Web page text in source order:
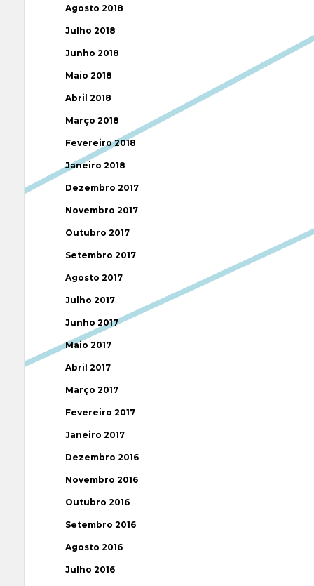
Agosto 2018
Julho 2018
Junho 2018
Maio 2018
Abril 2018
Março 2018
Fevereiro 2018
Janeiro 2018
Dezembro 2017
Novembro 2017
Outubro 2017
Setembro 2017
Agosto 2017
Julho 2017
Junho 2017
Maio 2017
Abril 2017
Março 2017
Fevereiro 2017
Janeiro 2017
Dezembro 2016
Novembro 2016
Outubro 2016
Setembro 2016
Agosto 2016
Julho 2016